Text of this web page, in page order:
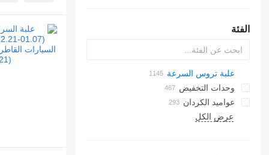
الفئة
علبة تروس السرعة
وحدات التخفيض
عواميد الكردان
عرض الكل